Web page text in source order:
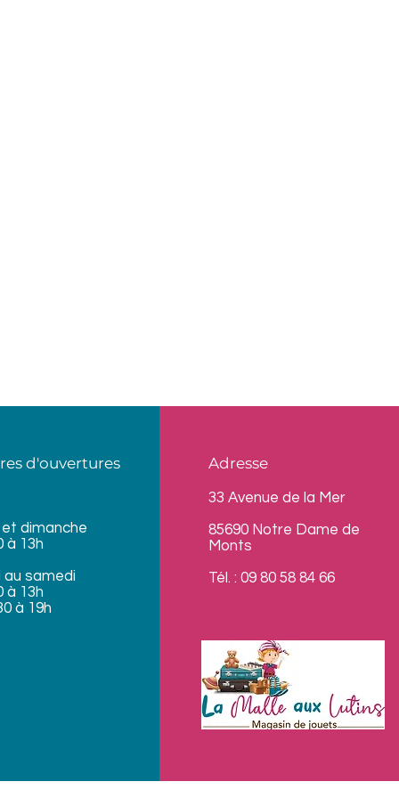
d'ouvertures
et dimanche
à 13h
au samedi
à 13h
à 19h
Adresse
33 Avenue de la Mer
85690 Notre Dame de
Monts
Tél. : 09 80 58 84 66